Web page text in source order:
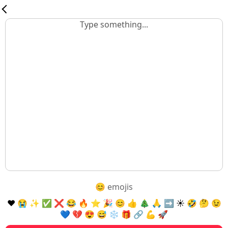
😊 emojis
❤️ 😭 ✨ ✅ ❌ 😂 🔥 ⭐ 🎉 😊 👍 🎄 🙏 ➡️ ☀️ 🤣 🤔 😉
💙 💔 😍 😅 ❄️ 🎁 🔗 💪 🚀